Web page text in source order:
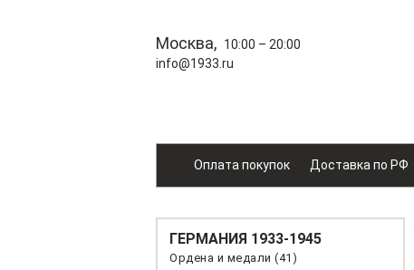
Москва, 10:00 – 20:00
info@1933.ru
Оплата покупок Доставка по РФ
ГЕРМАНИЯ 1933-1945
Ордена и медали (41)